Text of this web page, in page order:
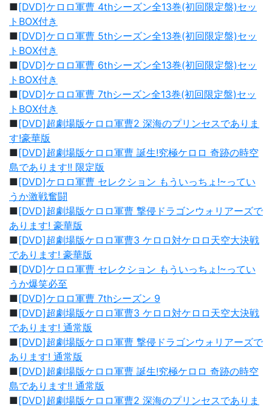
■[DVD]ケロロ軍曹 4thシーズン全13巻(初回限定盤)セッ
トBOX付き
■[DVD]ケロロ軍曹 5thシーズン全13巻(初回限定盤)セッ
トBOX付き
■[DVD]ケロロ軍曹 6thシーズン全13巻(初回限定盤)セッ
トBOX付き
■[DVD]ケロロ軍曹 7thシーズン全13巻(初回限定盤)セッ
トBOX付き
■[DVD]超劇場版ケロロ軍曹2 深海のプリンセスでありま
す!豪華版
■[DVD]超劇場版ケロロ軍曹 誕生!究極ケロロ 奇跡の時空
島であります!! 限定版
■[DVD]ケロロ軍曹 セレクション もういっちょ!~ってい
うか激戦奮闘
■[DVD]超劇場版ケロロ軍曹 撃侵ドラゴンウォリアーズで
あります! 豪華版
■[DVD]超劇場版ケロロ軍曹3 ケロロ対ケロロ天空大決戦
であります! 豪華版
■[DVD]ケロロ軍曹 セレクション もういっちょ!~ってい
うか爆笑必至
■[DVD]ケロロ軍曹 7thシーズン 9
■[DVD]超劇場版ケロロ軍曹3 ケロロ対ケロロ天空大決戦
であります! 通常版
■[DVD]超劇場版ケロロ軍曹 撃侵ドラゴンウォリアーズで
あります! 通常版
■[DVD]超劇場版ケロロ軍曹 誕生!究極ケロロ 奇跡の時空
島であります!! 通常版
■[DVD]超劇場版ケロロ軍曹2 深海のプリンセスでありま